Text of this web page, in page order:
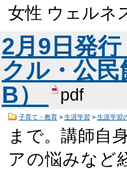
女性 ウェルネ
2月9日発
クル・公
B）
pdf
子育て・教育> 生涯学習 > 生涯学習
まで。講師自
アの悩みなど